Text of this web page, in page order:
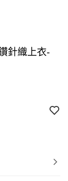
針織上衣-